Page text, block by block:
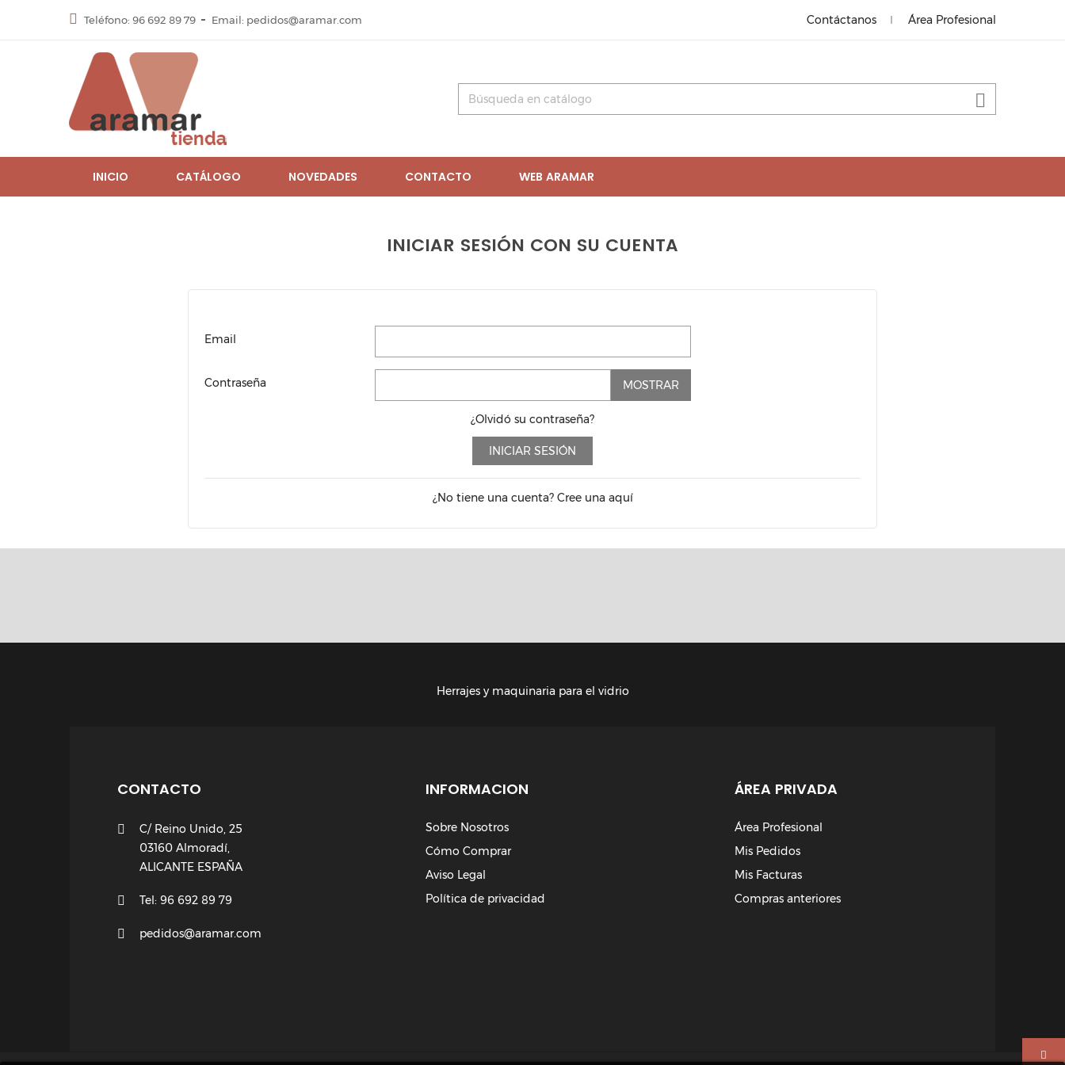
Contáctanos Área Profesional
Teléfono: 96 692 89 79 Email: pedidos@aramar.com

INICIO CATÁLOGO NOVEDADES CONTACTO WEB ARAMAR
INICIAR SESIÓN CON SU CUENTA
Email
Contraseña MOSTRAR
¿Olvidó su contraseña?
INICIAR SESIÓN
¿No tiene una cuenta? Cree una aquí
Herrajes y maquinaria para el vidrio
CONTACTO
C/ Reino Unido, 25
03160 Almoradí,
ALICANTE ESPAÑA
Tel: 96 692 89 79
pedidos@aramar.com
INFORMACION
Sobre Nosotros
Cómo Comprar
Aviso Legal
Política de privacidad
ÁREA PRIVADA
Área Profesional
Mis Pedidos
Mis Facturas
Compras anteriores